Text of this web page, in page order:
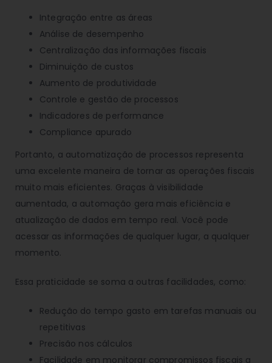
Integração entre as áreas
Análise de desempenho
Centralização das informações fiscais
Diminuição de custos
Aumento de produtividade
Controle e gestão de processos
Indicadores de performance
Compliance apurado
Portanto, a automatização de processos representa
uma excelente maneira de tornar as operações fiscais
muito mais eficientes. Graças à visibilidade
aumentada, a automação gera mais eficiência e
atualização de dados em tempo real. Você pode
acessar as informações de qualquer lugar, a qualquer
momento.
Essa praticidade se soma a outras facilidades, como:
Redução do tempo gasto em tarefas manuais ou
repetitivas
Precisão nos cálculos
Facilidade em monitorar compromissos fiscais a